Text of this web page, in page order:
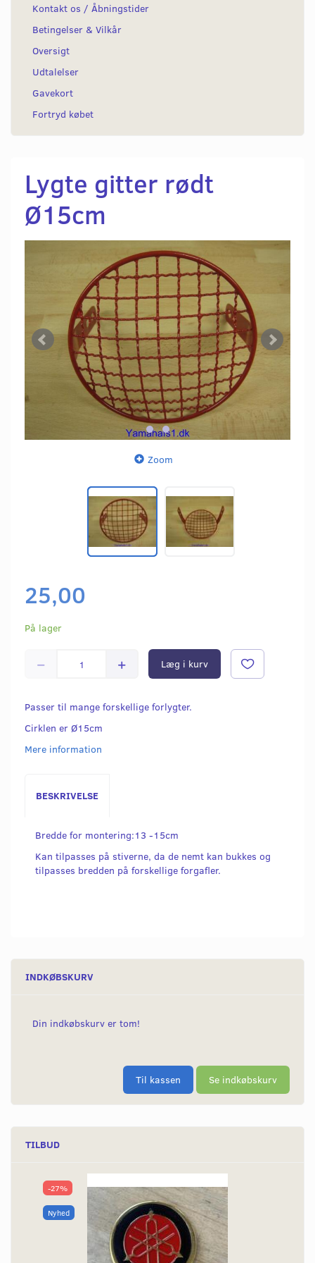
Kontakt os / Åbningstider
Betingelser & Vilkår
Oversigt
Udtalelser
Gavekort
Fortryd købet
Lygte gitter rødt
Ø15cm
Zoom
25,00
På lager
Læg i kurv
Passer til mange forskellige forlygter.
Cirklen er Ø15cm
Mere information
BESKRIVELSE
Bredde for montering:13 -15cm
Kan tilpasses på stiverne, da de nemt kan bukkes og
tilpasses bredden på forskellige forgafler.
INDKØBSKURV
Din indkøbskurv er tom!
Til kassen Se indkøbskurv
TILBUD
-27%
Nyhed